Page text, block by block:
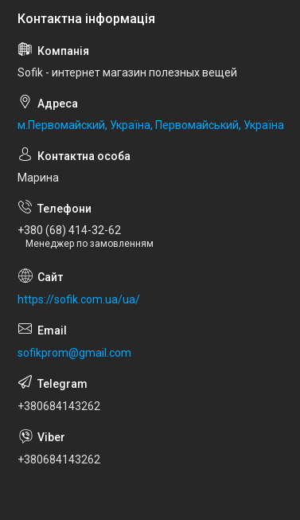
Sofik - интернет магазин полезных вещей
м.Первомайский, Україна, Первомайський, Україна
Марина
+380 (68) 414-32-62
Менеджер по замовленням
https://sofik.com.ua/ua/
sofikprom@gmail.com
+380684143262
+380684143262